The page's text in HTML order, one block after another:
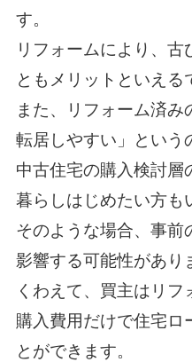
す。
リフォームにより、古
ともメリットといえる
また、リフォーム済み
転居しやすい」という
中古住宅の購入検討層
暮らしはじめたい方も
そのような場合、事前
影響する可能性があり
くわえて、買主はリフ
購入費用だけで住宅ロ
とができます。